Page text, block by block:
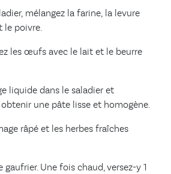
mélangez la farine, la levure
le poivre.
les œufs avec le lait et le beurre
liquide dans le saladier et
obtenir une pâte lisse et homogène.
râpé et les herbes fraîches
gaufrier. Une fois chaud, versez-y 1